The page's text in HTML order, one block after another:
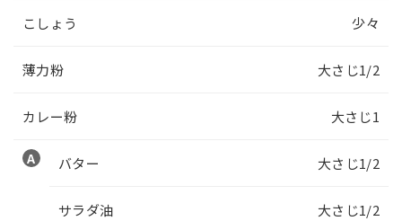
こしょう 少々
薄力粉 大さじ1/2
カレー粉 大さじ1
バター 大さじ1/2
サラダ油 大さじ1/2